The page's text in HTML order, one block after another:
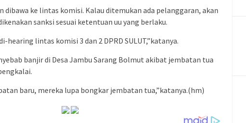
dibawa ke lintas komisi. Kalau ditemukan ada pelanggaran, akan
sanksi sesuai ketentuan uu yang berlaku.
hearing lintas komisi 3 dan 2 DPRD SULUT,”katanya.
banjir di Desa Jambu Sarang Bolmut akibat jembatan tua
baru, mereka lupa bongkar jembatan tua,”katanya.(hm)